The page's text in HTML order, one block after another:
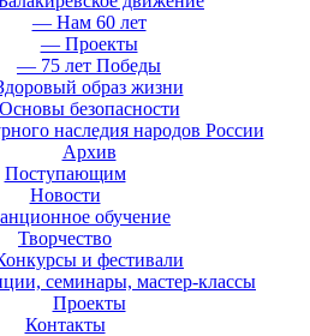
— Нам 60 лет
— Проекты
— 75 лет Победы
образ жизни
Основы безопасности
наследия народов России
Архив
Поступающим
Новости
обучение
Творчество
и фестивали
семинары, мастер-классы
Проекты
Контакты